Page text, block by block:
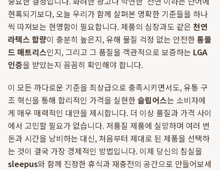
현혹되기보다, 오늘 우리가 함께 살펴본 명확한 기준들을 하나
씩 따져보는 현명함이 필요합니다. 제품의 심장과도 같은 천연
라텍스 함량이 충분히 높은지, 유해 물질 걱정 없는 안전한통몰
드 매트리스인지, 그리고 그 품질을 객관적으로 보증하는 LGA
인증을 받았는지 꼼꼼히 확인해야 합니다.
이 모든 까다로운 기준을 최상급으로 충족시키면서도, 유통 구
조 혁신을 통해 합리적인 가격을 실현한슬립어스는 소비자에
게 매우 매력적인 대안을 제시합니다. 더 이상 품질과 가격 사이
에서 고민할 필요가 없습니다. 저품질 제품에 실망하며 여러 번
돈과 시간을 낭비하는 대신, 처음부터 제대로 된 제품을 선택하
는 것이 결국 가장 경제적인 방법입니다. 이제 당신의 침실을
sleepus와 함께 진정한 휴식과 재충전의 공간으로 만들어보세